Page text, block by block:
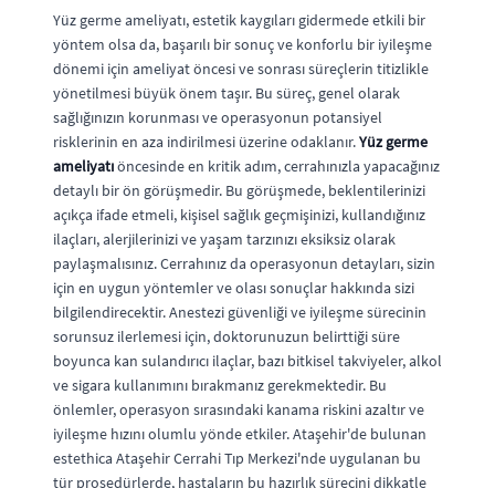
Yüz germe ameliyatı, estetik kaygıları gidermede etkili bir
yöntem olsa da, başarılı bir sonuç ve konforlu bir iyileşme
dönemi için ameliyat öncesi ve sonrası süreçlerin titizlikle
yönetilmesi büyük önem taşır. Bu süreç, genel olarak
sağlığınızın korunması ve operasyonun potansiyel
risklerinin en aza indirilmesi üzerine odaklanır.Yüz germe
ameliyatıöncesinde en kritik adım, cerrahınızla yapacağınız
detaylı bir ön görüşmedir. Bu görüşmede, beklentilerinizi
açıkça ifade etmeli, kişisel sağlık geçmişinizi, kullandığınız
ilaçları, alerjilerinizi ve yaşam tarzınızı eksiksiz olarak
paylaşmalısınız. Cerrahınız da operasyonun detayları, sizin
için en uygun yöntemler ve olası sonuçlar hakkında sizi
bilgilendirecektir. Anestezi güvenliği ve iyileşme sürecinin
sorunsuz ilerlemesi için, doktorunuzun belirttiği süre
boyunca kan sulandırıcı ilaçlar, bazı bitkisel takviyeler, alkol
ve sigara kullanımını bırakmanız gerekmektedir. Bu
önlemler, operasyon sırasındaki kanama riskini azaltır ve
iyileşme hızını olumlu yönde etkiler. Ataşehir'de bulunan
estethica Ataşehir Cerrahi Tıp Merkezi'nde uygulanan bu
tür prosedürlerde, hastaların bu hazırlık sürecini dikkatle